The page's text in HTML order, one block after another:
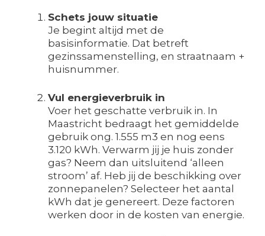
Schets jouw situatie
Je begint altijd met de
basisinformatie. Dat betreft
gezinssamenstelling, en straatnaam +
huisnummer.
Vul energieverbruik in
Voer het geschatte verbruik in. In
Maastricht bedraagt het gemiddelde
gebruik ong. 1.555 m3 en nog eens
3.120 kWh. Verwarm jij je huis zonder
gas? Neem dan uitsluitend ‘alleen
stroom’ af. Heb jij de beschikking over
zonnepanelen? Selecteer het aantal
kWh dat je genereert. Deze factoren
werken door in de kosten van energie.